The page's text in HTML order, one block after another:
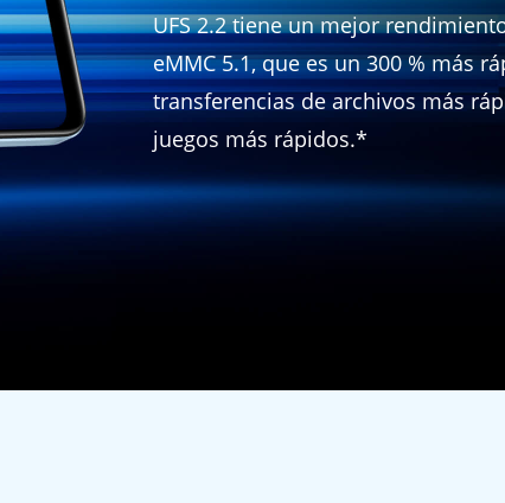
UFS 2.2 tiene un mejor
eMMC 5.1, que es un 300 % más
transferencias de archivos más
juegos más rápidos.*